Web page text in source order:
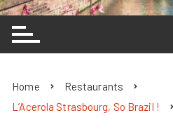
Home
Restaurants
L’Acerola Strasbourg, So Brazil !